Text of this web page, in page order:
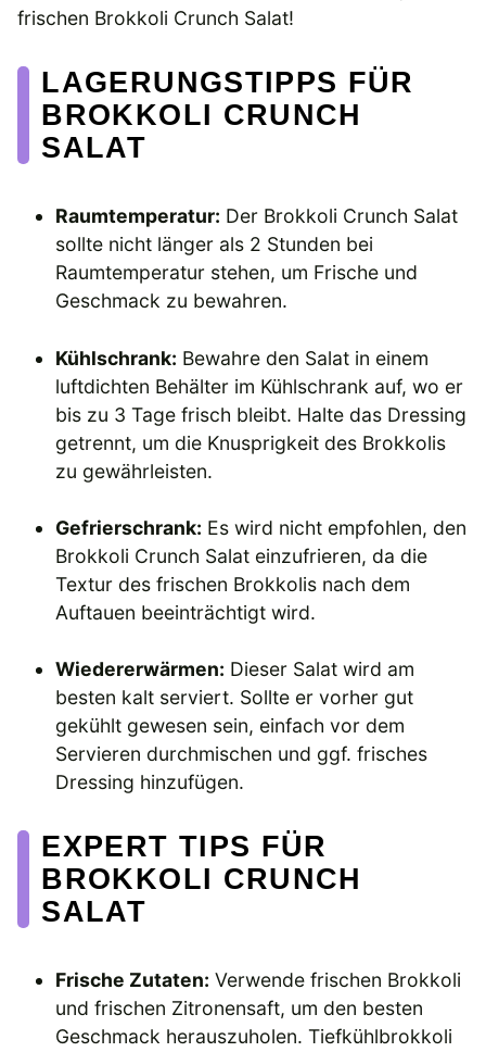
frischen Brokkoli Crunch Salat!
LAGERUNGSTIPPS FÜR
BROKKOLI CRUNCH
SALAT
Raumtemperatur: Der Brokkoli Crunch Salat
sollte nicht länger als 2 Stunden bei
Raumtemperatur stehen, um Frische und
Geschmack zu bewahren.
Kühlschrank: Bewahre den Salat in einem
luftdichten Behälter im Kühlschrank auf, wo er
bis zu 3 Tage frisch bleibt. Halte das Dressing
getrennt, um die Knusprigkeit des Brokkolis
zu gewährleisten.
Gefrierschrank: Es wird nicht empfohlen, den
Brokkoli Crunch Salat einzufrieren, da die
Textur des frischen Brokkolis nach dem
Auftauen beeinträchtigt wird.
Wiedererwärmen: Dieser Salat wird am
besten kalt serviert. Sollte er vorher gut
gekühlt gewesen sein, einfach vor dem
Servieren durchmischen und ggf. frisches
Dressing hinzufügen.
EXPERT TIPS FÜR
BROKKOLI CRUNCH
SALAT
Frische Zutaten: Verwende frischen Brokkoli
und frischen Zitronensaft, um den besten
Geschmack herauszuholen. Tiefkühlbrokkoli